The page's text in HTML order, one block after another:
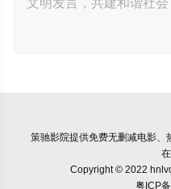
策驰影院提供免费无删减电影、
Copyright © 2022
粤ICP